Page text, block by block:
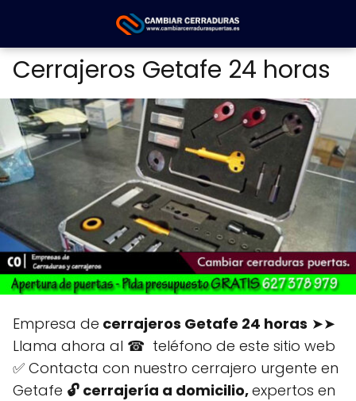
Cerrajeros Getafe 24 horas
Empresa de cerrajeros Getafe 24 horas ➤➤
Llama ahora al ☎ teléfono de este sitio web
✅ Contacta con nuestro cerrajero urgente en
Getafe 🔓 cerrajería a domicilio,expertos en